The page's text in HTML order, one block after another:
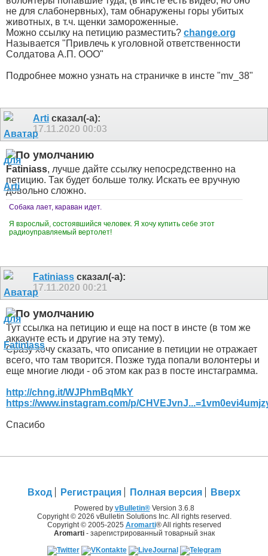
не для слабонервных), там обнаружены горы убитых
животных, в т.ч. щенки замороженные.
Можно ссылку на петицию разместить? change.org
Называется "Привлечь к уголовной ответственности
Солдатова А​.​П. ООО"
Подробнее можно узнать на страничке в инсте "mv_38"
Arti сказал(-а):
17.11.2020 00:03
Fatiniass, лучше дайте ссылку непосредственно на
петицию. Так будет больше толку. Искать ее вручную
довольно сложно.
Собака лает, караван идет.
Я взрослый, состоявшийся человек. Я хочу купить себе этот
радиоуправляемый вертолет!
Fatiniass сказал(-а):
17.11.2020 00:21
Тут ссылка на петицию и еще на пост в инсте (в том же
аккаунте есть и другие на эту тему).
Сразу хочу сказать, что описание в петиции не отражает
всего, что там творится. Позже туда попали волонтеры и
еще многие люди - об этом как раз в посте инстаграмма.
http://chng.it/WJPhmBqMkY
https://www.instagram.com/p/
Спасибо
Вход Регистрация Полная версия Вверх
Powered by vBulletin®Version 3.6.8
Copyright © 2026 vBulletin Solutions Inc. All rights reserved.
Copyright © 2005-2025 Aromarti® All rights reserved
Aromarti- зарегистрированный товарный знак